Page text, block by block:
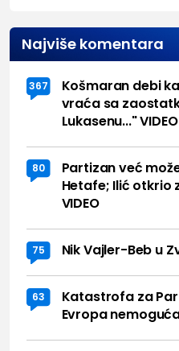
Najviše komentara
367
Košmaran debi
vraća sa
Lukasenu..." VIDEO
80
Partizan već
Hetafe; Ilić otkrio
VIDEO
75 Nik Vajler-Beb u
63
Katastrofa za
Evropa